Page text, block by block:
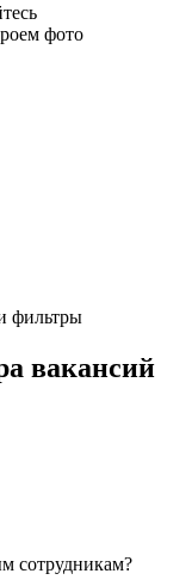
фото
фильтры
вакансий
сотрудникам?